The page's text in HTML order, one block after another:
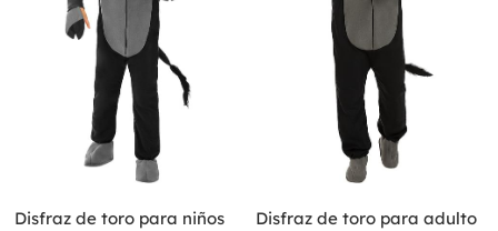
Disfraz de toro para niños Disfraz de toro para adulto